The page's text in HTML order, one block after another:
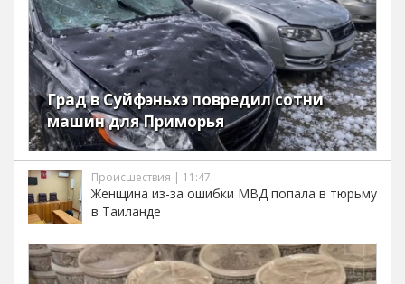
Град в Суйфэньхэ повредил сотни
машин для Приморья
Происшествия | 11:47
Женщина из-за ошибки МВД попала в тюрьму
в Таиланде